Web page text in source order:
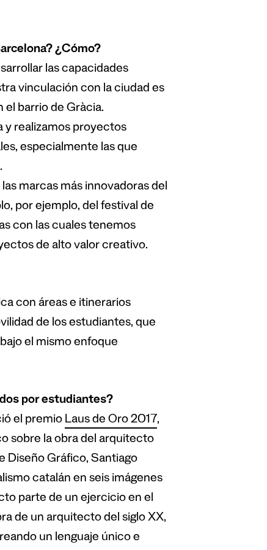
¿Cómo?
las capacidades
vinculación con la ciudad es
el barrio de Gràcia.
y realizamos proyectos
especialmente las que
marcas más innovadoras del
por ejemplo, del festival de
con las cuales tenemos
de alto valor creativo.
con áreas e itinerarios
de los estudiantes, que
el mismo enfoque
por estudiantes?
el premio Laus de Oro 2017,
sobre la obra del arquitecto
Diseño Gráfico, Santiago
catalán en seis imágenes
parte de un ejercicio en el
de un arquitecto del siglo XX,
un lenguaje único e